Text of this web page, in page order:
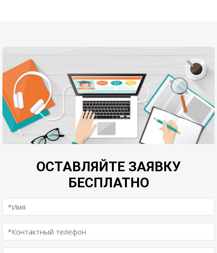
ОСТАВЛЯЙТЕ ЗАЯВКУ
БЕСПЛАТНО